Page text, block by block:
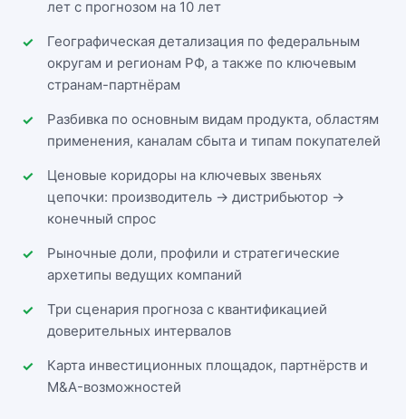
лет с прогнозом на 10 лет
Географическая детализация по федеральным
округам и регионам РФ, а также по ключевым
странам-партнёрам
Разбивка по основным видам продукта, областям
применения, каналам сбыта и типам покупателей
Ценовые коридоры на ключевых звеньях
цепочки: производитель → дистрибьютор →
конечный спрос
Рыночные доли, профили и стратегические
архетипы ведущих компаний
Три сценария прогноза с квантификацией
доверительных интервалов
Карта инвестиционных площадок, партнёрств и
M&A-возможностей